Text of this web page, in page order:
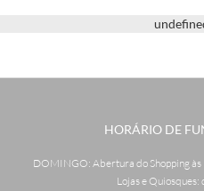
HORÁRIO DE
DOMINGO: Abertura do Shopping às
Lojas e Quiosques: